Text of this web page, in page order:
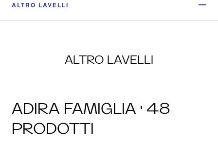
ALTRO LAVELLI
ALTRO LAVELLI
ADIRA FAMIGLIA · 48
PRODOTTI